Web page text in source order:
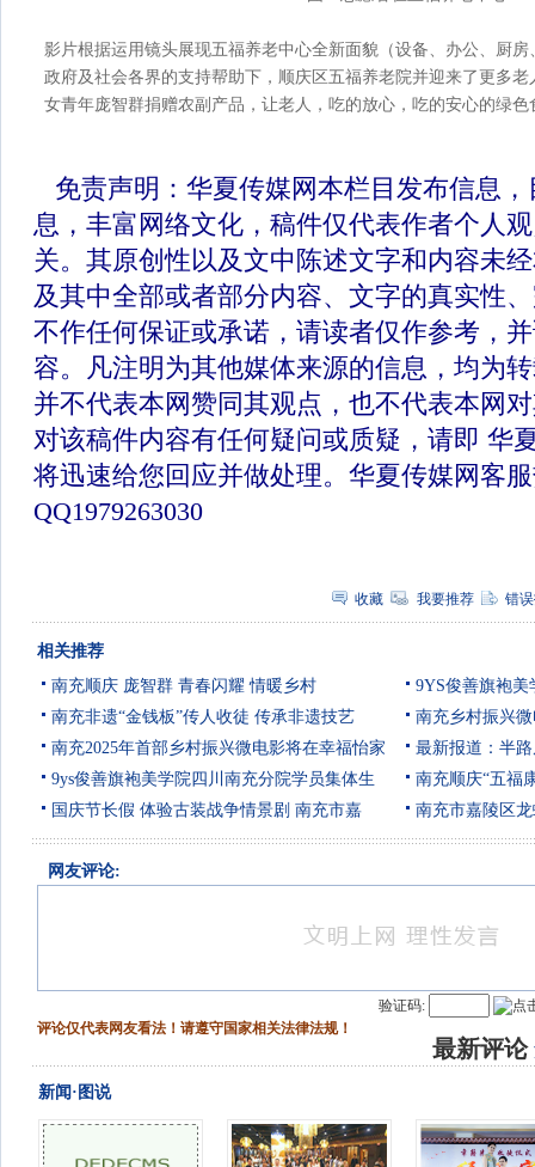
影片根据运用镜头展现五福养老中心全新面貌（设备、办公、厨
政府及社会各界的支持帮助下，顺庆区五福养老院并迎来了更多
女青年庞智群捐赠农副产品，让老人，吃的放心，吃的安心的绿色
免责声明：华夏传媒网本栏目发布信息
息，丰富网络文化，稿件仅代表作者个人
关。其原创性以及文中陈述文字和内容未
及其中全部或者部分内容、文字的真实性
不作任何保证或承诺，请读者仅作参考，
容。凡注明为其他媒体来源的信息，均为
并不代表本网赞同其观点，也不代表本网
对该稿件内容有任何疑问或质疑，请即 华
将迅速给您回应并做处理。华夏传媒网客
QQ1979263030
收藏 我要推荐 错
相关推荐
南充顺庆 庞智群 青春闪耀 情暖乡村
9YS俊善旗袍美
南充非遗“金钱板”传人收徒 传承非遗技艺
南充乡村振兴
南充2025年首部乡村振兴微电影将在幸福怡家
最新报道：半
9ys俊善旗袍美学院四川南充分院学员集体生
南充顺庆“五福
国庆节长假 体验古装战争情景剧 南充市嘉
南充市嘉陵区
网友评论:
验证码:
评论仅代表网友看法！请遵守国家相关法律法规！
最新评论
新闻·图说